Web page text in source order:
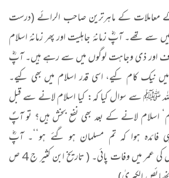
معاملات کے ماہرترین صاحب الرائے (درست
سے تھے۔ آپؓ زمانۂ جاہلیت اور پھر زمانۂ اسلام
اور ذی وجاہت لوگوں میں سے رہے ہیں۔ آپؓ
نیک کام کیے، اسی قدر اسلام میں بھی کیے۔
ﷺ سے سوال کیا کہ: کیا اسلام لانے سے قبل
لانے کے بعد بھی نفع بخش ہیں؟ تو آپؐ
فائدہ ہوا کہ تم مسلمان ہو گئے ہو‘‘۔ آپؓ
ہجری میں 120 سال کی عمر میں وفات پائی۔ ( تاریخ ابن کثیر ج 4 ص